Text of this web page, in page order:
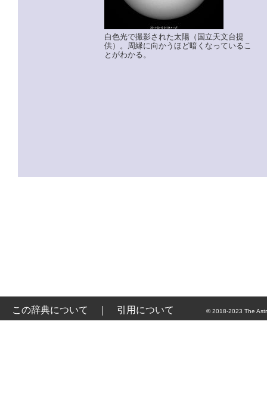
白色光で撮影された太陽（国立天文台提
供）。周縁に向かうほど暗くなっているこ
とがわかる。
この辞典について 引用について © 2018-2023 The